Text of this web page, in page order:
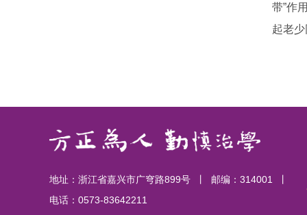
带”作
起老少
地址：浙江省嘉兴市广穹路899号 丨 邮编：314001 丨
电话：0573-83642211